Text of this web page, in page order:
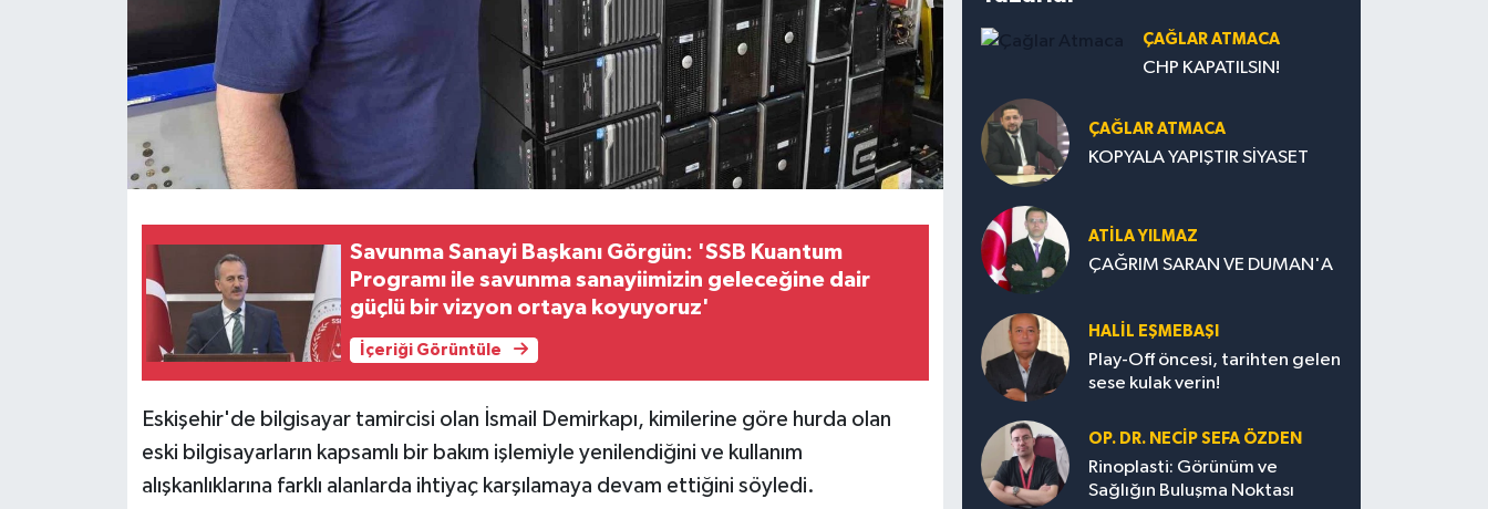
Savunma Sanayi Başkanı Görgün: 'SSB Kuantum
Programı ile savunma sanayiimizin geleceğine dair
güçlü bir vizyon ortaya koyuyoruz'
İçeriği Görüntüle
Eskişehir'de bilgisayar tamircisi olan İsmail Demirkapı, kimilerine göre hurda olan
eski bilgisayarların kapsamlı bir bakım işlemiyle yenilendiğini ve kullanım
alışkanlıklarına farklı alanlarda ihtiyaç karşılamaya devam ettiğini söyledi.
ÇAĞLAR ATMACA
CHP KAPATILSIN!
ÇAĞLAR ATMACA
KOPYALA YAPIŞTIR SİYASET
ATILA YILMAZ
ÇAĞRIM SARAN VE DUMAN'A
HALIL EŞMEBAŞI
Play-Off öncesi, tarihten gelen
sese kulak verin!
OP. DR. NECIP SEFA ÖZDEN
Rinoplasti: Görünüm ve
Sağlığın Buluşma Noktası